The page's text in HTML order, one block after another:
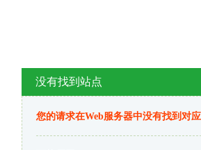
没有找到站点
您的请求在Web服务器中没有找到对